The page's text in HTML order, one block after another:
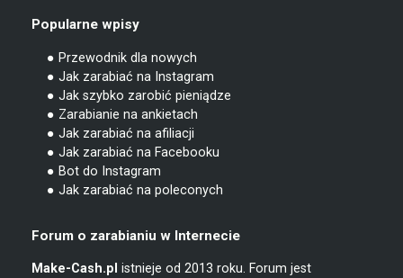
Popularne wpisy
● Przewodnik dla nowych
● Jak zarabiać na Instagram
● Jak szybko zarobić pieniądze
● Zarabianie na ankietach
● Jak zarabiać na afiliacji
● Jak zarabiać na Facebooku
● Bot do Instagram
● Jak zarabiać na poleconych
Forum o zarabianiu w Internecie
Make-Cash.pl istnieje od 2013 roku. Forum jest